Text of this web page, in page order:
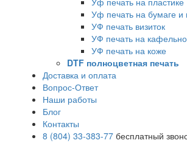
Уф печать на бумаге и
УФ печать визиток
УФ печать на
УФ печать на коже
DTF полноцветная печать
Доставка и оплата
Вопрос-Ответ
Наши работы
Блог
Контакты
8 (804) 33-383-77 бесплатный